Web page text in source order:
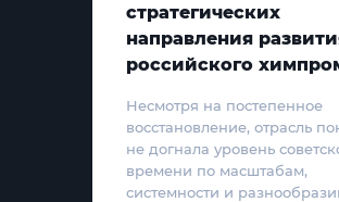
стратегических
направления
российского
Несмотря на постепенное
восстановление, отрасль
не догнала уровень
времени по масштабам,
системности и